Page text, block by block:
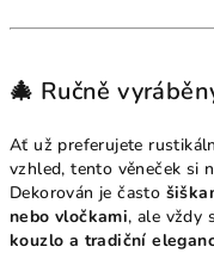
🎄 Ručně
Ať už preferujete
vzhled, tento věneček si
Dekorován je často
nebo vločkami, ale vždy
kouzlo a tradiční